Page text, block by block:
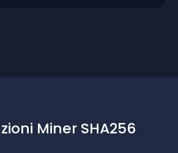
Miner SHA256